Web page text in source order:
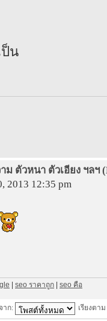
ป็น
ตัวหนา ตัวเอียง ฯลฯ
2013 12:35 pm
| seo ราคาถูก | seo คือ
าก: เรียงตาม